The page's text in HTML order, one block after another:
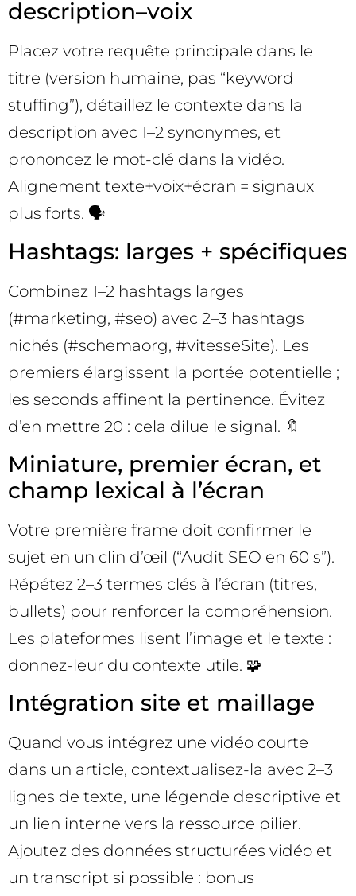
description–voix
Placez votre requête principale dans le
titre (version humaine, pas “keyword
stuffing”), détaillez le contexte dans la
description avec 1–2 synonymes, et
prononcez le mot-clé dans la vidéo.
Alignement texte+voix+écran = signaux
plus forts. 🗣️
Hashtags: larges + spécifiques
Combinez 1–2 hashtags larges
(#marketing, #seo) avec 2–3 hashtags
nichés (#schemaorg, #vitesseSite). Les
premiers élargissent la portée potentielle ;
les seconds affinent la pertinence. Évitez
d’en mettre 20 : cela dilue le signal. 🔖
Miniature, premier écran, et
champ lexical à l’écran
Votre première frame doit confirmer le
sujet en un clin d’œil (“Audit SEO en 60 s”).
Répétez 2–3 termes clés à l’écran (titres,
bullets) pour renforcer la compréhension.
Les plateformes lisent l’image et le texte :
donnez-leur du contexte utile. 🧩
Intégration site et maillage
Quand vous intégrez une vidéo courte
dans un article, contextualisez-la avec 2–3
lignes de texte, une légende descriptive et
un lien interne vers la ressource pilier.
Ajoutez des données structurées vidéo et
un transcript si possible : bonus